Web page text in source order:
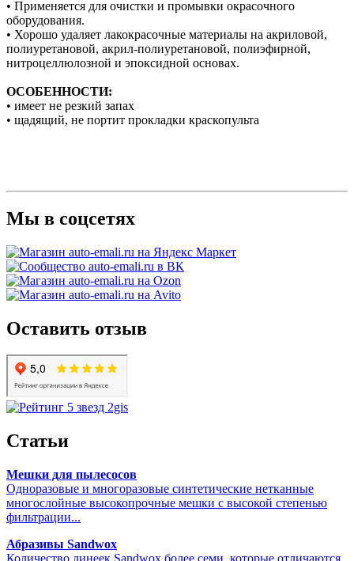
• Применяется для очистки и промывки окрасочного
оборудования.
• Хорошо удаляет лакокрасочные материалы на акриловой,
полиуретановой, акрил-полиуретановой, полиэфирной,
нитроцеллюлозной и эпоксидной основах.
ОСОБЕННОСТИ:
• имеет не резкий запах
• щадящий, не портит прокладки краскопульта
Мы в соцсетях
Оставить отзыв
Статьи
Мешки для пылесосов
Одноразовые и многоразовые синтетические нетканные
многослойные высокопрочные мешки с высокой степенью
фильтрации...
Абразивы Sandwox